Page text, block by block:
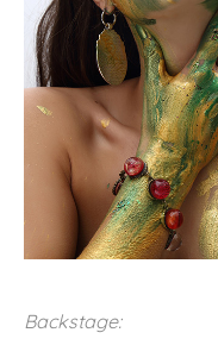
Backstage: